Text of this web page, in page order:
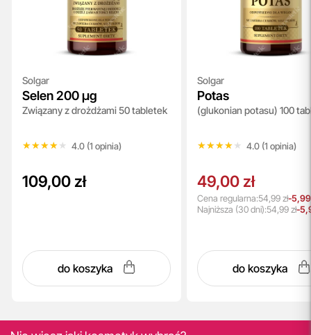
Solgar
Selen 200 µg
Związany z drożdżami 50 tabletek
★★★★★
★★★★★ 4.0 (1 opinia)
109,00 zł
do koszyka
Solgar
Potas
(glukonian potasu) 100
★★★★★
★★★★★ 4.0 (1 opinia)
49,00 zł
Cena regularna:54,99 zł-5,99
Najniższa (30 dni):54,99 zł-
do koszyka